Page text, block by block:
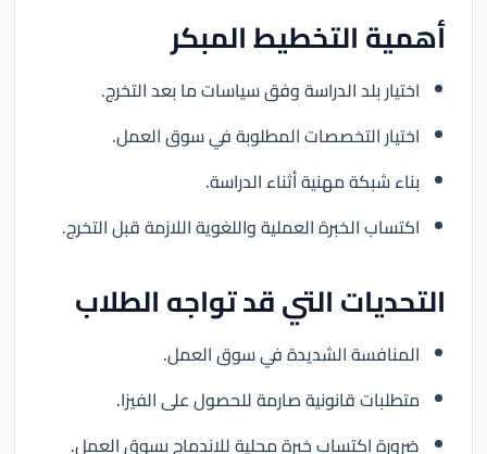
أهمية التخطيط المبكر
اختيار بلد الدراسة وفق سياسات ما بعد التخرج.
اختيار التخصصات المطلوبة في سوق العمل.
بناء شبكة مهنية أثناء الدراسة.
اكتساب الخبرة العملية واللغوية اللازمة قبل التخرج.
التحديات التي قد تواجه الطلاب
المنافسة الشديدة في سوق العمل.
متطلبات قانونية صارمة للحصول على الفيزا.
ضرورة اكتساب خبرة محلية للاندماج بسوق العمل.